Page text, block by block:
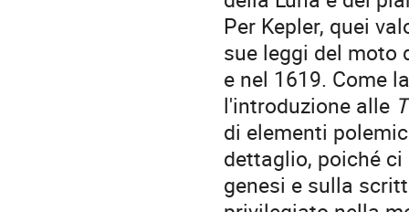
Per Kepler, quei
sue leggi del moto
e nel 1619. Come
l'introduzione alle
di elementi
dettaglio, poiché
genesi e sulla